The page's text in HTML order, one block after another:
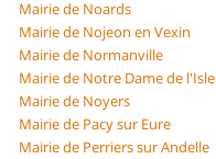
Mairie de Noards
Mairie de Nojeon en Vexin
Mairie de Normanville
Mairie de Notre Dame de l'Isle
Mairie de Noyers
Mairie de Pacy sur Eure
Mairie de Perriers sur Andelle